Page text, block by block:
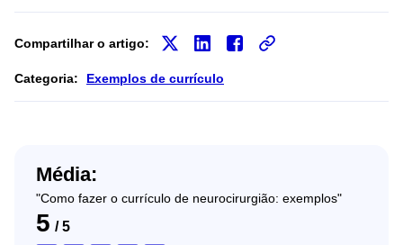
Compartilhar o artigo:
Categoria: Exemplos de currículo
Média:
"Como fazer o currículo de neurocirurgião: exemplos"
5 / 5